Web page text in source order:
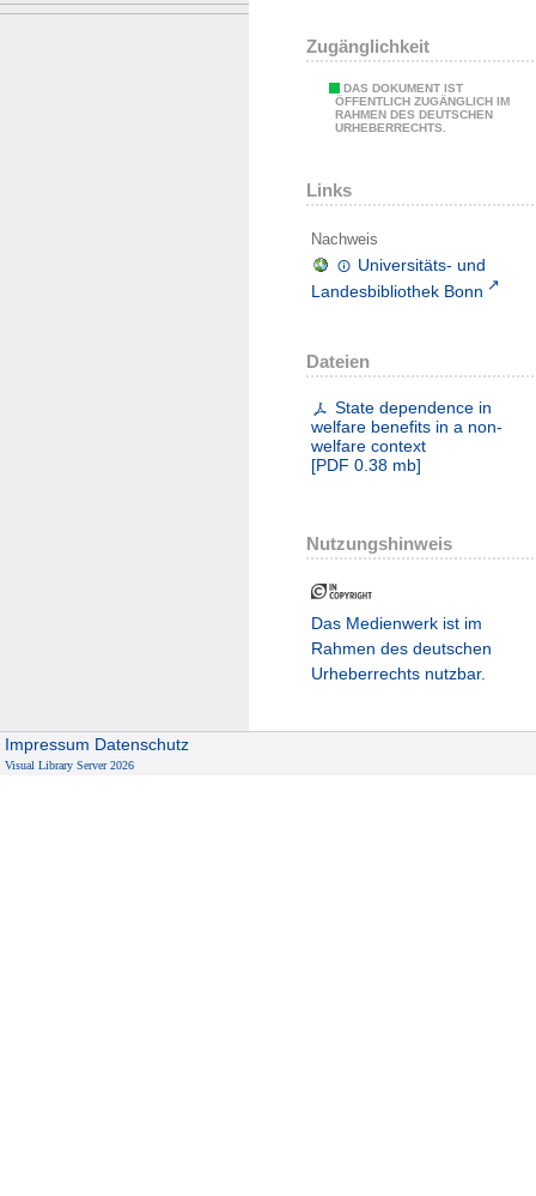
Zugänglichkeit
DAS DOKUMENT IST
ÖFFENTLICH ZUGÄNGLICH IM
RAHMEN DES DEUTSCHEN
URHEBERRECHTS.
Links
Nachweis
Universitäts- und
Landesbibliothek Bonn
Dateien
State dependence in
welfare benefits in a non-
welfare context
[PDF 0.38 mb]
Nutzungshinweis
Das Medienwerk ist im
Rahmen des deutschen
Urheberrechts nutzbar.
Impressum Datenschutz
Visual Library Server 2026